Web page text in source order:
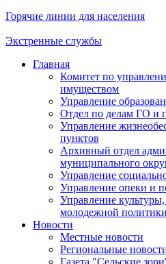
Горячие линии для населения
Экстренные службы
Главная
Комитет по
имуществом
Управление
Отдел по делам ГО
Управление
пунктов
Архивный отдел
муниципального
Управление
Управление опеки и
Управление
молодежной политики
Новости
Местные новости
Региональные
Газета "Сельские